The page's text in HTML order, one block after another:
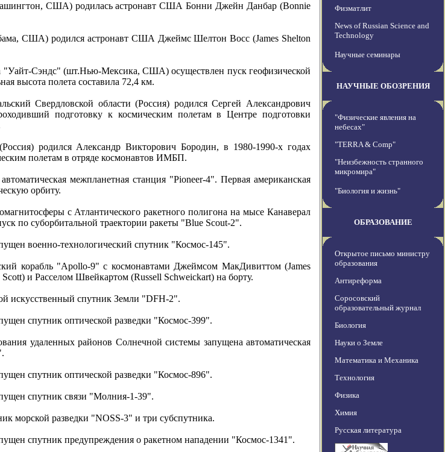
США) родилась астронавт США Бонни Джейн Данбар (Bonnie
США) родился астронавт США Джеймс Шелтон Восс (James Shelton
"Уайт-Сэндс" (шт.Нью-Мексика, США) осуществлен пуск геофизической
высота полета составила 72,4 км.
Свердловской области (Россия) родился Сергей Александрович
подготовку к космическим полетам в Центре подготовки
родился Александр Викторович Бородин, в 1980-1990-х годах
полетам в отряде космонавтов ИМБП.
межпланетная станция "Pioneer-4". Первая американская
орбиту.
с Атлантического ракетного полигона на мысе Канаверал
по суборбитальной траектории ракеты "Blue Scout-2".
военно-технологический спутник "Космос-145".
корабль "Apollo-9" с космонавтами Джеймсом МакДивиттом (James
и Расселом Швейкартом (Russell Schweickart) на борту.
искусственный спутник Земли "DFH-2".
спутник оптической разведки "Космос-399".
удаленных районов Солнечной системы запущена автоматическая
спутник оптической разведки "Космос-896".
спутник связи "Молния-1-39".
морской разведки "NOSS-3" и три субспутника.
спутник предупреждения о ракетном нападении "Космос-1341".
Физматлит
News of Russian Science and
Technology
Научные семинары
НАУЧНЫЕ ОБОЗРЕНИЯ
"Физические явления на
небесах"
"TERRA & Comp"
"Неизбежность странного
микромира"
"Биология и жизнь"
ОБРАЗОВАНИЕ
Открытое письмо министру
образования
Антиреформа
Соросовский
образовательный журнал
Биология
Науки о Земле
Математика и Механика
Технология
Физика
Химия
Русская литература